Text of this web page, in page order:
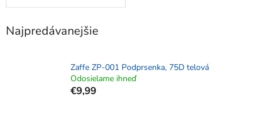
Najpredávanejšie
Zaffe ZP-001 Podprsenka, 75D telová
Odosielame ihneď
€9,99